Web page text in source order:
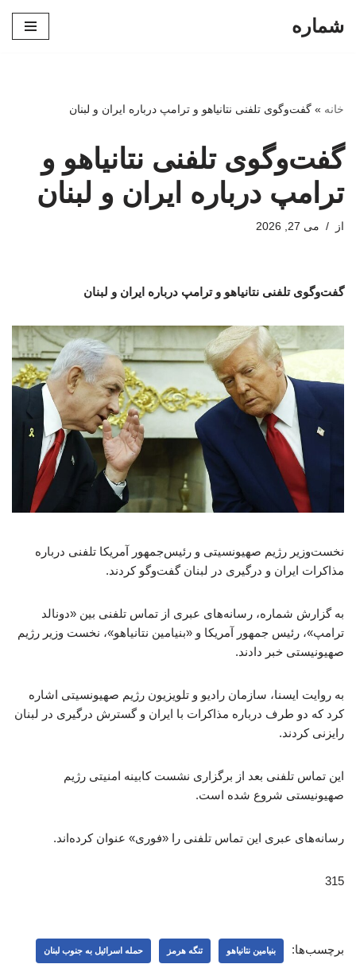
شماره
خانه » گفت‌وگوی تلفنی نتانیاهو و ترامپ درباره ایران و لبنان
گفت‌وگوی تلفنی نتانیاهو و
ترامپ درباره ایران و لبنان
از می 27, 2026
گفت‌وگوی تلفنی نتانیاهو و ترامپ درباره ایران و لبنان
نخست‌وزیر رژیم صهیونسیتی و رئیس‌جمهور آمریکا تلفنی درباره
مذاکرات ایران و درگیری در لبنان گفت‌وگو کردند.
به گزارش شماره، رسانه‌های عبری از تماس تلفنی بین «دونالد
ترامپ»، رئیس جمهور آمریکا و «بنیامین نتانیاهو»، نخست وزیر رژیم
صهیونیستی خبر دادند.
به روایت ایسنا، سازمان رادیو و تلویزیون رژیم صهیونسیتی اشاره
کرد که دو طرف درباره مذاکرات با ایران و گسترش درگیری در لبنان
رایزنی کردند.
این تماس تلفنی بعد از برگزاری نشست کابینه امنیتی رژیم
صهیونیستی شروع شده است.
رسانه‌های عبری این تماس تلفنی را «فوری» عنوان کرده‌اند.
315
برچسب‌ها: بنیامین نتانیاهو تنگه هرمز حمله اسرائیل به جنوب لبنان